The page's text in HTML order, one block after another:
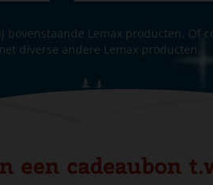
bovenstaande Lemax producten. Of
diverse andere Lemax producten.
een cadeaubon